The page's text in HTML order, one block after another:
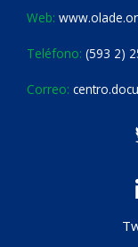
Web:
Teléfono: (593 2)
Correo: